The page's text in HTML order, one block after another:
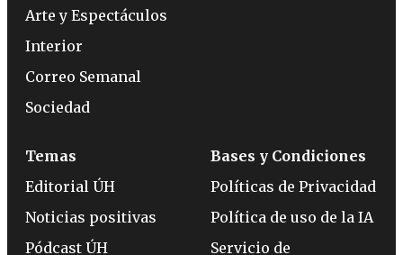
Arte y Espectáculos
Interior
Correo Semanal
Sociedad
Temas
Editorial ÚH
Noticias positivas
Pódcast ÚH
Bases y Condiciones
Políticas de Privacidad
Política de uso de la IA
Servicio de